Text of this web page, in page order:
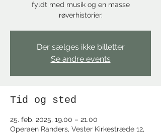
fyldt med musik og en masse
røverhistorier.
Der sælges ikke billetter
Se andre events
Tid og sted
25. feb. 2025, 19.00 – 21.00
Operaen Randers, Vester Kirkestræde 12,